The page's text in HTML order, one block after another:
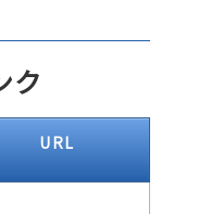
ク
URL